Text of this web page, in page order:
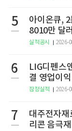
5
아이온큐,
8010만 달
실적공시 2026-
6
LIG디펜스
결 영업이
잠정실적 2026-
7
대주전자재
리콘 음극